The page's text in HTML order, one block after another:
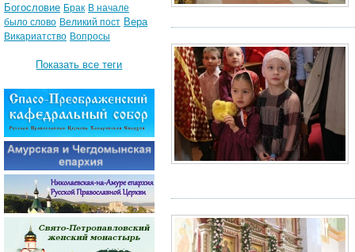
Богословие Брак В начале
было слово Великий пост Вера
Викариатство Вопросы
Показать все теги